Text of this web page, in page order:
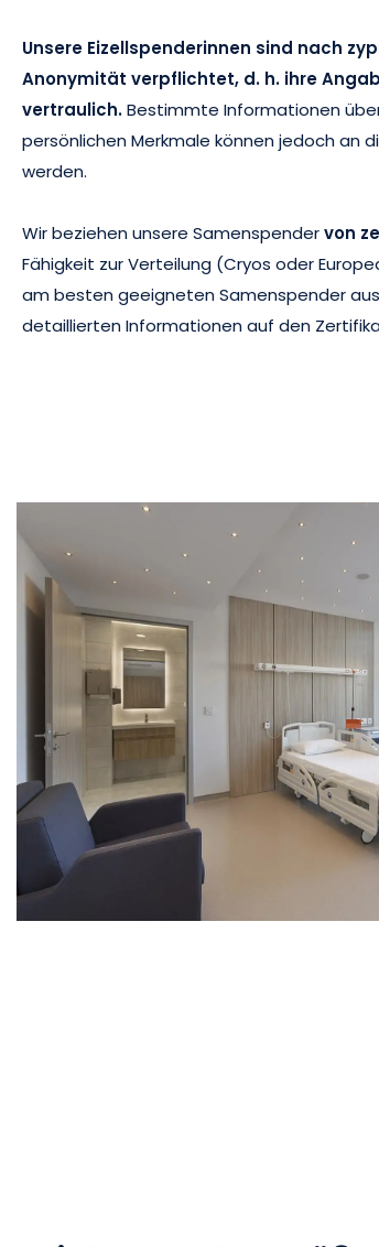
Unsere Eizellspenderinnen sind nach
Anonymität verpflichtet, d. h. ihre
vertraulich.Bestimmte Informationen
persönlichen Merkmale können jedoch an
werden.
Wir beziehen unsere Samenspendervon
Fähigkeit zur Verteilung (Cryos oder
am besten geeigneten Samenspender
detaillierten Informationen auf den